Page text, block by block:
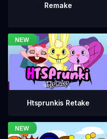
Remake
Htsprunkis Retake